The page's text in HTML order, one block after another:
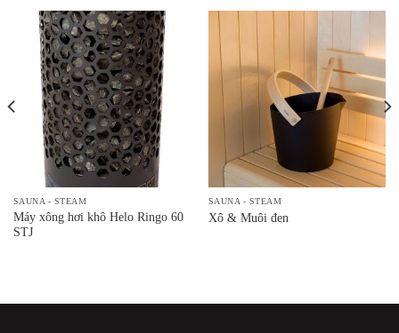
SAUNA - STEAM
Máy xông hơi khô Helo Ringo 60
STJ
SAUNA - STEAM
Xô & Muôi đen